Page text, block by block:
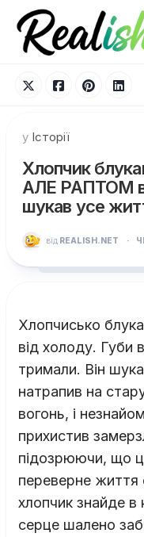
Перейти
вмісту
у Історії
Хлопчик
АЛЕ РАПТОМ
шукав усе
від REALISH.NET ·
Хлопчисько
від холоду. Губи
тримали. Він
натрапив на
вогонь, і
прихистив
підозрюючи, що
переверне життя
хлопчик знайде
серце шалено